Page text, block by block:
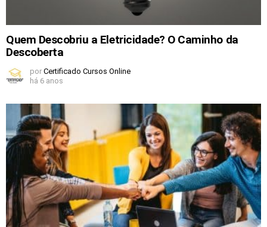
Quem Descobriu a Eletricidade? O Caminho da
Descoberta
por Certificado Cursos Online
há 6 anos